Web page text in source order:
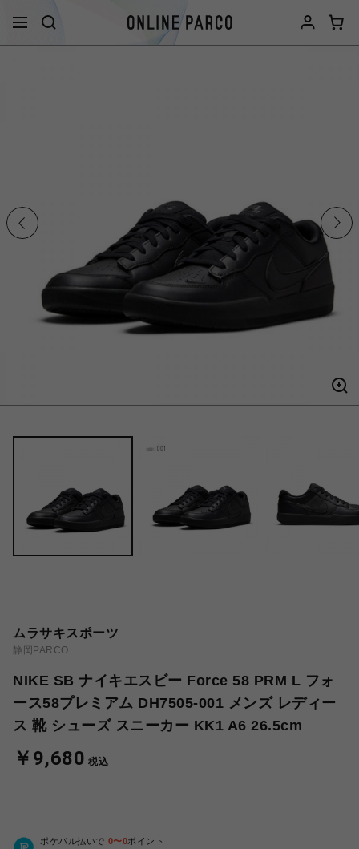
ムラサキスポーツ
静岡PARCO
NIKE SB ナイキエスビー Force 58 PRM L フォ
ース58プレミアム DH7505-001 メンズ レディー
ス 靴 シューズ スニーカー KK1 A6 26.5cm
￥9,680 税込
ポケパル払いで 0〜0ポイント